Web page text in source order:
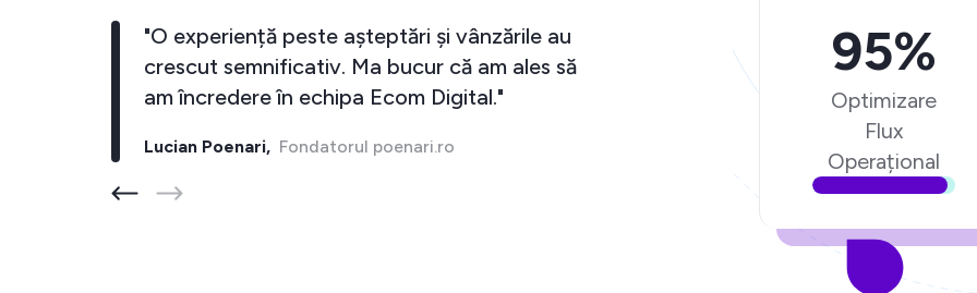
"O experiență peste așteptări și vânzările au
crescut semnificativ. Ma bucur că am ales să
am încredere în echipa Ecom Digital."
Lucian Poenari, Fondatorul poenari.ro
95%
Optimizare
Flux
Operațional